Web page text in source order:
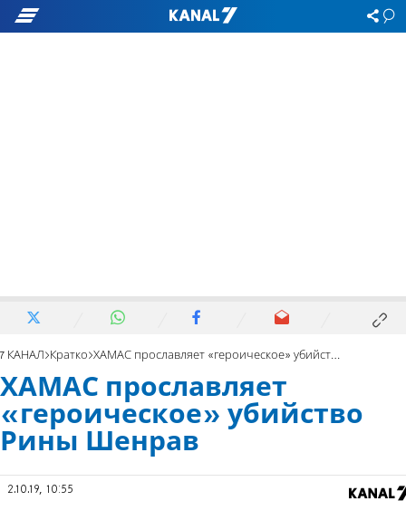
7 КАНАЛ Кратко ХАМАС прославляет «героическое» убийство Рины Шенрав
ХАМАС прославляет
«героическое» убийство
Рины Шенрав
2.10.19, 10:55